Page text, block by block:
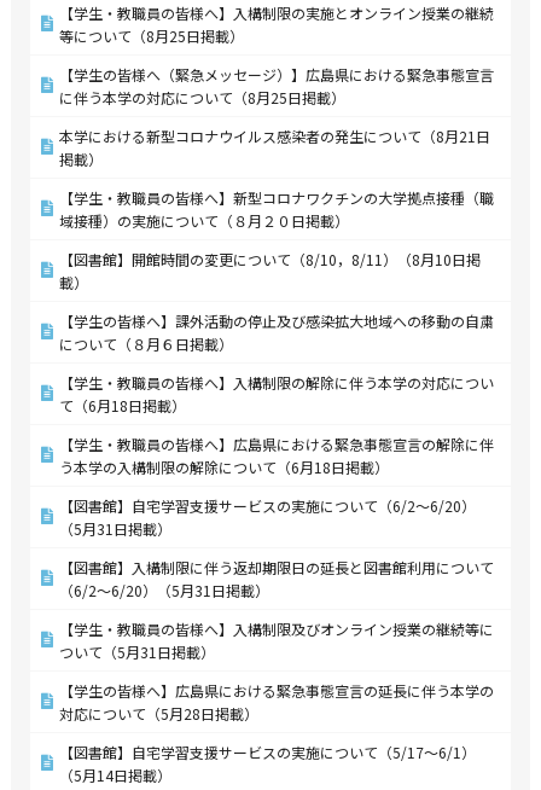
【学生・教職員の皆様へ】入構制限の実施とオンライン授業の継続
等について（8月25日掲載）
【学生の皆様へ（緊急メッセージ）】広島県における緊急事態宣言
に伴う本学の対応について（8月25日掲載）
本学における新型コロナウイルス感染者の発生について（8月21日
掲載）
【学生・教職員の皆様へ】新型コロナワクチンの大学拠点接種（職
域接種）の実施について（８月２０日掲載）
【図書館】開館時間の変更について（8/10，8/11）（8月10日掲
載）
【学生の皆様へ】課外活動の停止及び感染拡大地域への移動の自粛
について（８月６日掲載）
【学生・教職員の皆様へ】入構制限の解除に伴う本学の対応につい
て（6月18日掲載）
【学生・教職員の皆様へ】広島県における緊急事態宣言の解除に伴
う本学の入構制限の解除について（6月18日掲載）
【図書館】自宅学習支援サービスの実施について（6/2～6/20）
（5月31日掲載）
【図書館】入構制限に伴う返却期限日の延長と図書館利用について
（6/2～6/20）（5月31日掲載）
【学生・教職員の皆様へ】入構制限及びオンライン授業の継続等に
ついて（5月31日掲載）
【学生の皆様へ】広島県における緊急事態宣言の延長に伴う本学の
対応について（5月28日掲載）
【図書館】自宅学習支援サービスの実施について（5/17～6/1）
（5月14日掲載）